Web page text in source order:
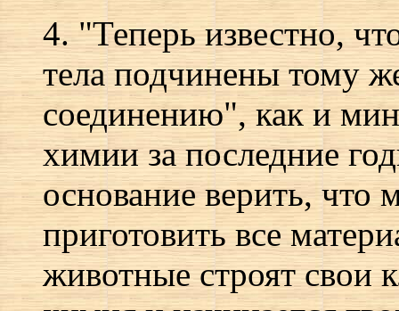
4. "Теперь известно,
тела подчинены тому
соединению", как и
химии за последние
основание верить, что
приготовить все
животные строят свои